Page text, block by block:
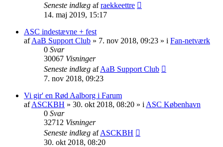
Seneste indlæg afraekkeettre
14. maj 2019, 15:17
ASC indestævne + fest
afAaB Support Club » 7. nov 2018, 09:23 » i Fan-netværk
0 Svar
30067 Visninger
Seneste indlæg afAaB Support Club
7. nov 2018, 09:23
Vi gir' en Rød Aalborg i Farum
afASCKBH » 30. okt 2018, 08:20 » i ASC København
0 Svar
32712 Visninger
Seneste indlæg afASCKBH
30. okt 2018, 08:20